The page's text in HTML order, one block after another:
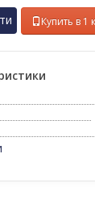
Купить в 1